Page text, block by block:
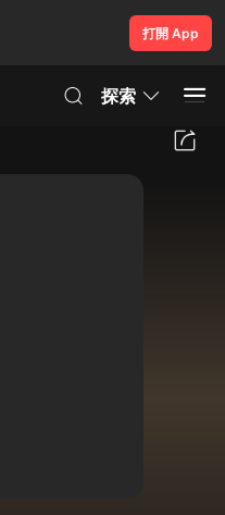
打開 App
探索